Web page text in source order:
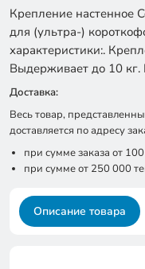
Крепление настенное
для (ультра-)
характеристики:.
Выдерживает до 10
Доставка:
Весь товар,
доставляется по адресу
при сумме заказа от
при сумме от 250 000
Описание товара